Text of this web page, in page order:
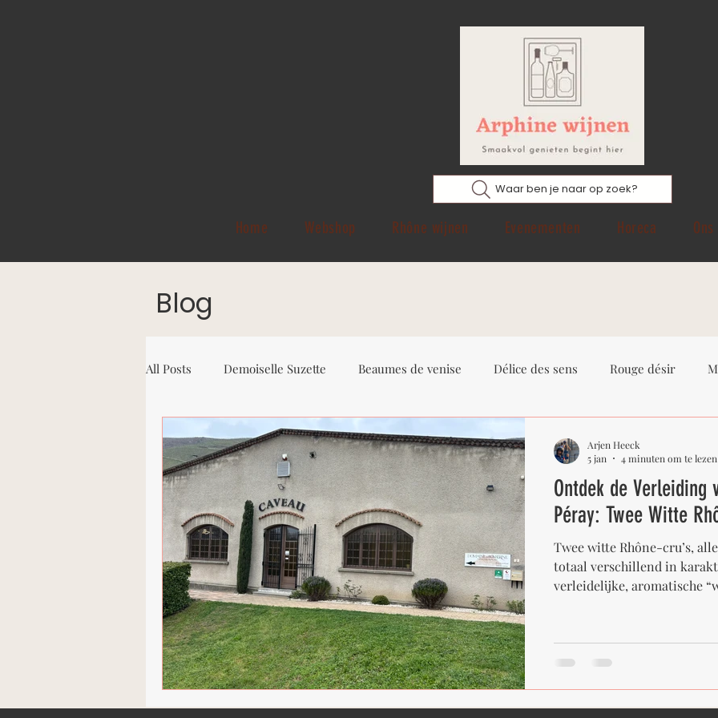
Waar ben je naar op zoek?
Home Webshop Rhône wijnen Evenementen Horeca
Blog
All Posts Demoiselle Suzette Beaumes de venise Délice des sens Rouge désir
Les Chemins de Sève Opale
Galets roulés Côtes-du-Rhône Villages Plan de Dieu Roaix Élodie Balme
Domaine de Bonserine Condrieu Saint-Péray Domaine Lemenicier Cuvée
Viognier Marsanne Roussanne
Ontdek de Verleiding
Péray: Twee Witte
Twee witte Rhône-cru’s,
totaal verschillend in
verleidelijke, aromatische
vind je van beide
geselecteerde set flessen —
Arjen Heeck
5 jan
4 minuten om te lezen